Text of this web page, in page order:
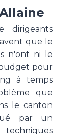
dirigeants
que le
n'ont ni le
pour
à temps
que
le canton
par un